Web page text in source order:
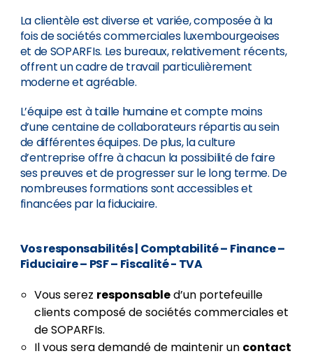
La clientèle est diverse et variée, composée à la
fois de sociétés commerciales luxembourgeoises
et de SOPARFIs. Les bureaux, relativement récents,
offrent un cadre de travail particulièrement
moderne et agréable.
L’équipe est à taille humaine et compte moins
d’une centaine de collaborateurs répartis au sein
de différentes équipes. De plus, la culture
d’entreprise offre à chacun la possibilité de faire
ses preuves et de progresser sur le long terme. De
nombreuses formations sont accessibles et
financées par la fiduciaire.
Vos responsabilités| Comptabilité – Finance –
Fiduciaire – PSF – Fiscalité - TVA
Vous serez responsabled’un portefeuille
clients composé de sociétés commerciales et
de SOPARFIs.
Il vous sera demandé de maintenir un contact